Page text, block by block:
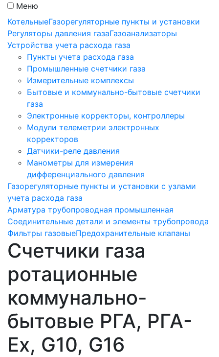
Меню
КотельныеГазорегуляторные пункты и установки
Регуляторы давления газаГазоанализаторы
Устройства учета расхода газа
Пункты учета расхода газа
Промышленные счетчики газа
Измерительные комплексы
Бытовые и коммунально-бытовые счетчики
газа
Электронные корректоры, контроллеры
Модули телеметрии электронных
корректоров
Датчики-реле давления
Манометры для измерения
дифференциального давления
Газорегуляторные пункты и установки с узлами
учета расхода газа
Арматура трубопроводная промышленная
Соединительные детали и элементы трубопровода
Фильтры газовыеПредохранительные клапаны
Счетчики газа
ротационные
коммунально-
бытовые РГА, РГА-
Ex, G10, G16